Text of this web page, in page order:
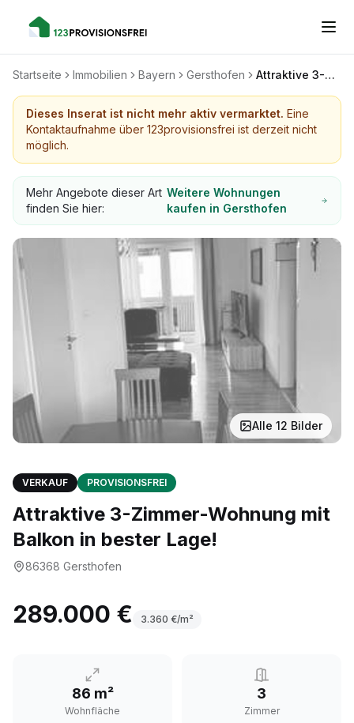
Startseite Immobilien Bayern Gersthofen Attraktive 3-Zimmer-Wohnung mit Balkon in bester Lage!
Dieses Inserat ist nicht mehr aktiv vermarktet. Eine
Kontaktaufnahme über 123provisionsfrei ist derzeit nicht
möglich.
Mehr Angebote dieser Art
finden Sie hier:
Weitere Wohnungen
kaufen in Gersthofen
Alle 12 Bilder
VERKAUF PROVISIONSFREI
Attraktive 3-Zimmer-Wohnung mit
Balkon in bester Lage!
86368 Gersthofen
289.000 € 3.360 €/m²
86 m²
Wohnfläche
3
Zimmer